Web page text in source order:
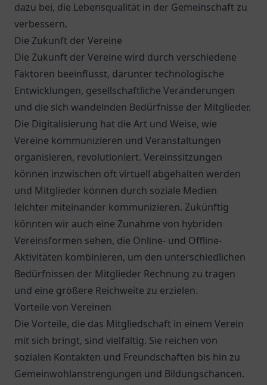
dazu bei, die Lebensqualität in der Gemeinschaft zu
verbessern.
Die Zukunft der Vereine
Die Zukunft der Vereine wird durch verschiedene
Faktoren beeinflusst, darunter technologische
Entwicklungen, gesellschaftliche Veränderungen
und die sich wandelnden Bedürfnisse der Mitglieder.
Die Digitalisierung hat die Art und Weise, wie
Vereine kommunizieren und Veranstaltungen
organisieren, revolutioniert. Vereinssitzungen
können inzwischen oft virtuell abgehalten werden
und Mitglieder können durch soziale Medien
leichter miteinander kommunizieren. Zukünftig
könnten wir auch eine Zunahme von hybriden
Vereinsformen sehen, die Online- und Offline-
Aktivitäten kombinieren, um den unterschiedlichen
Bedürfnissen der Mitglieder Rechnung zu tragen
und eine größere Reichweite zu erzielen.
Vorteile von Vereinen
Die Vorteile, die das Mitgliedschaft in einem Verein
mit sich bringt, sind vielfältig. Sie reichen von
sozialen Kontakten und Freundschaften bis hin zu
Gemeinwohlanstrengungen und Bildungschancen.